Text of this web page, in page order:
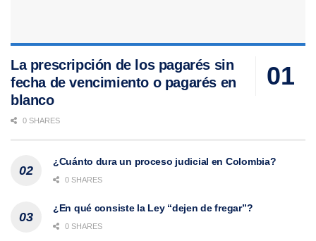
La prescripción de los pagarés sin
fecha de vencimiento o pagarés en
blanco
0 SHARES
¿Cuánto dura un proceso judicial en Colombia?
0 SHARES
¿En qué consiste la Ley “dejen de fregar”?
0 SHARES